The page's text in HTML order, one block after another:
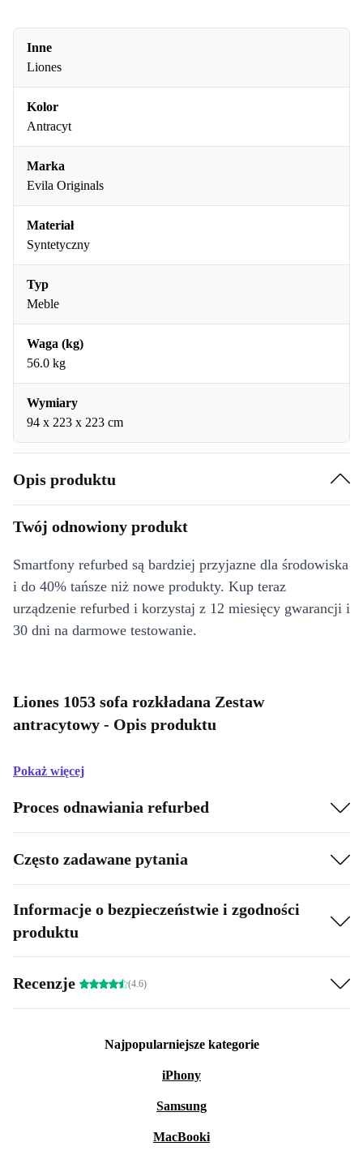
Inne
Liones
Kolor
Antracyt
Marka
Evila Originals
Materiał
Syntetyczny
Typ
Meble
Waga (kg)
56.0 kg
Wymiary
94 x 223 x 223 cm
Opis produktu
Twój odnowiony produkt
Smartfony refurbed są bardziej przyjazne dla środowiska
i do 40% tańsze niż nowe produkty. Kup teraz
urządzenie refurbed i korzystaj z 12 miesięcy gwarancji i
30 dni na darmowe testowanie.
Liones 1053 sofa rozkładana Zestaw
antracytowy - Opis produktu
Pokaż więcej
Proces odnawiania refurbed
Często zadawane pytania
Informacje o bezpieczeństwie i zgodności
produktu
Recenzje (4.6)
Najpopularniejsze kategorie
iPhony
Samsung
MacBooki